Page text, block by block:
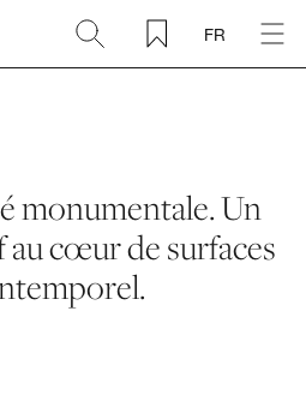
FR
monumentale. Un
au cœur de surfaces